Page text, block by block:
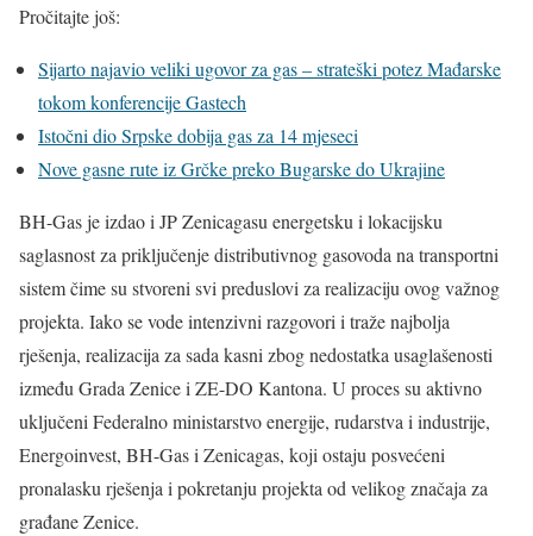
Pročitajte još:
Sijarto najavio veliki ugovor za gas – strateški potez Mađarske
tokom konferencije Gastech
Istočni dio Srpske dobija gas za 14 mjeseci
Nove gasne rute iz Grčke preko Bugarske do Ukrajine
BH-Gas je izdao i JP Zenicagasu energetsku i lokacijsku
saglasnost za priključenje distributivnog gasovoda na transportni
sistem čime su stvoreni svi preduslovi za realizaciju ovog važnog
projekta. Iako se vode intenzivni razgovori i traže najbolja
rješenja, realizacija za sada kasni zbog nedostatka usaglašenosti
između Grada Zenice i ZE-DO Kantona. U proces su aktivno
uključeni Federalno ministarstvo energije, rudarstva i industrije,
Energoinvest, BH-Gas i Zenicagas, koji ostaju posvećeni
pronalasku rješenja i pokretanju projekta od velikog značaja za
građane Zenice.